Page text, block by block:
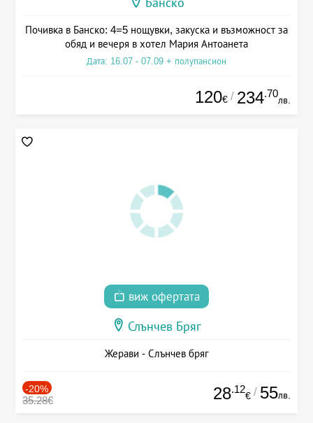
Банско
Почивка в Банско: 4=5 нощувки, закуска и възможност за
обяд и вечеря в хотел Мария Антоанета
Дата: 16.07 - 07.09 + полупансион
120€ / 234.70
лв.
виж офертата
Слънчев Бряг
Жерави - Слънчев бряг
-20%
35.28€ 28.12
€ / 55лв.